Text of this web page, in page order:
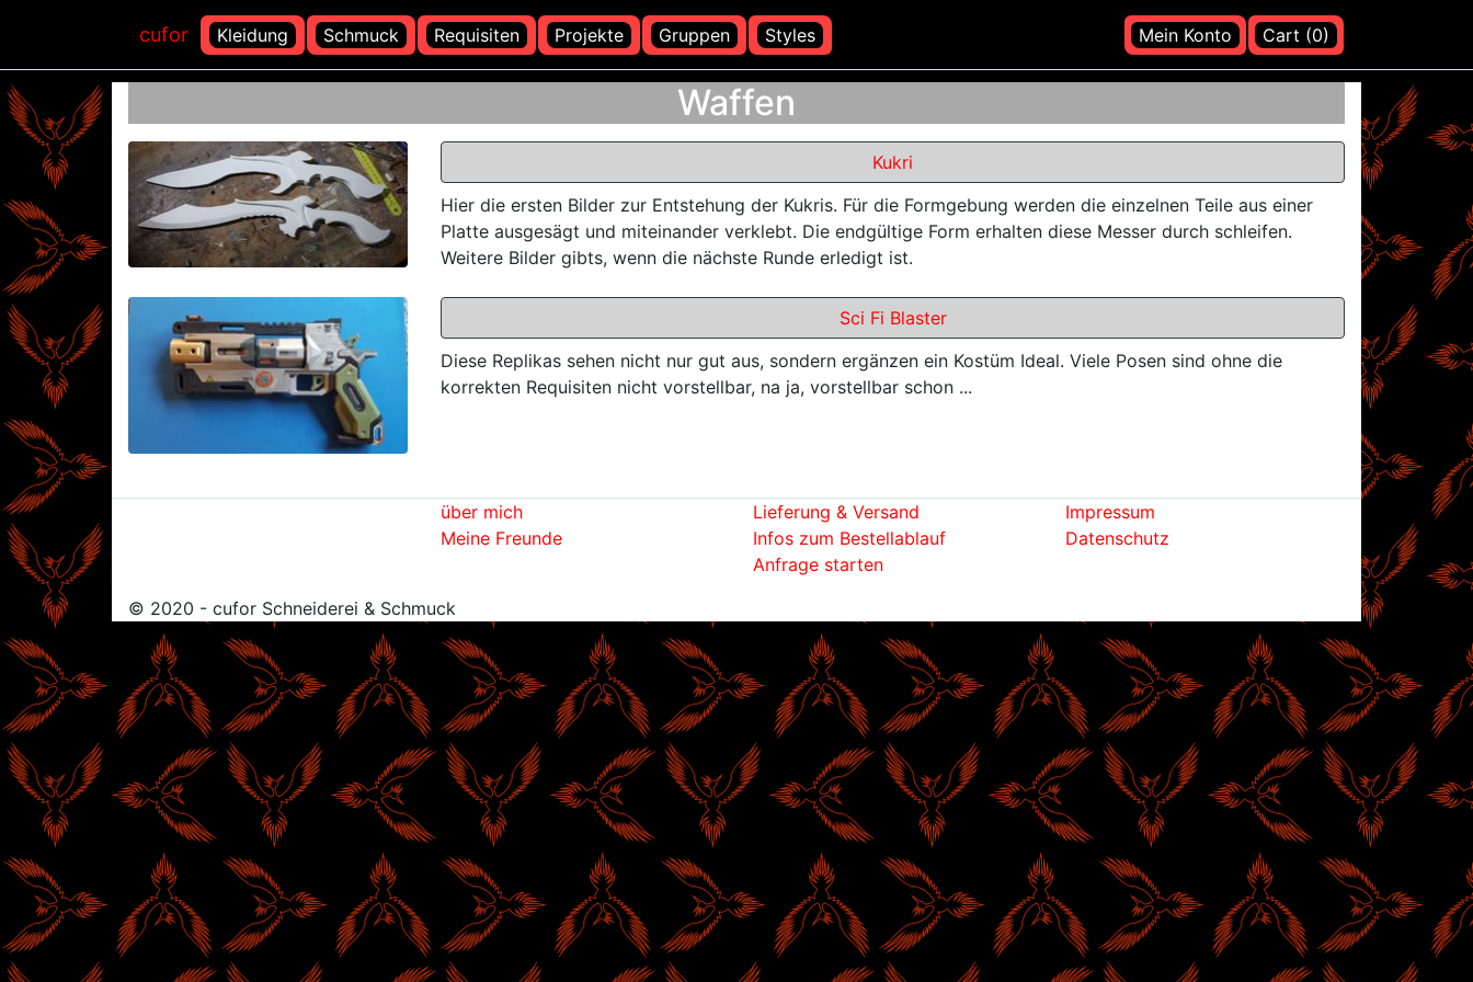
cufor Kleidung Schmuck Requisiten Projekte Gruppen Styles Mein Konto Cart (0)
Waffen
Kukri
Hier die ersten Bilder zur Entstehung der Kukris. Für die Formgebung werden die einzelnen Teile aus einer
Platte ausgesägt und miteinander verklebt. Die endgültige Form erhalten diese Messer durch schleifen.
Weitere Bilder gibts, wenn die nächste Runde erledigt ist.
Sci Fi Blaster
Diese Replikas sehen nicht nur gut aus, sondern ergänzen ein Kostüm Ideal. Viele Posen sind ohne die
korrekten Requisiten nicht vorstellbar, na ja, vorstellbar schon ...
über mich
Meine Freunde
Lieferung & Versand
Infos zum Bestellablauf
Anfrage starten
Impressum
Datenschutz
© 2020 - cufor Schneiderei & Schmuck